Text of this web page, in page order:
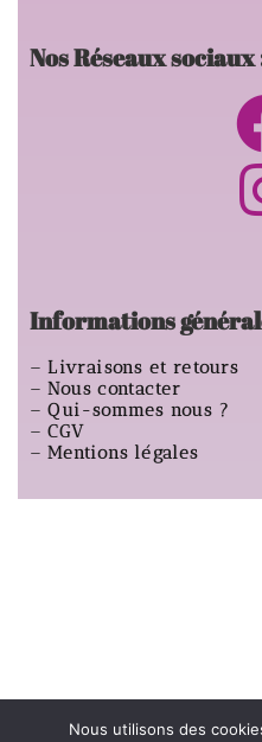
Nos Réseaux sociaux
Informations
–Livraisons et retours
–Nous contacter
–Qui-sommes nous ?
–CGV
–Mentions légales
Nous utilisons des